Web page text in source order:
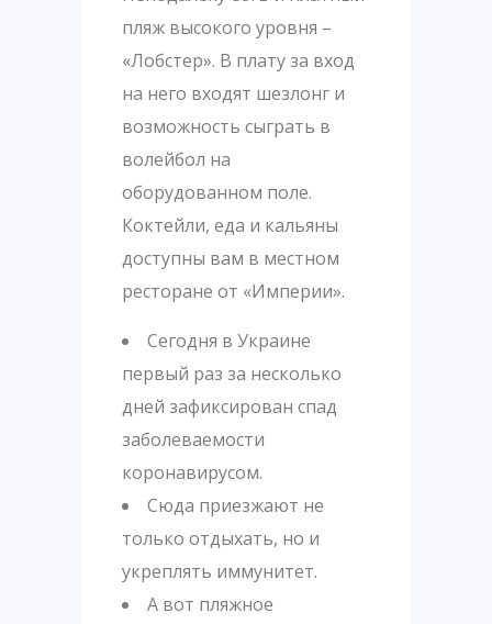
пляж высокого уровня –
«Лобстер». В плату за вход
на него входят шезлонг и
возможность сыграть в
волейбол на
оборудованном поле.
Коктейли, еда и кальяны
доступны вам в местном
ресторане от «Империи».
Сегодня в Украине
первый раз за несколько
дней зафиксирован спад
заболеваемости
коронавирусом.
Сюда приезжают не
только отдыхать, но и
укреплять иммунитет.
А вот пляжное